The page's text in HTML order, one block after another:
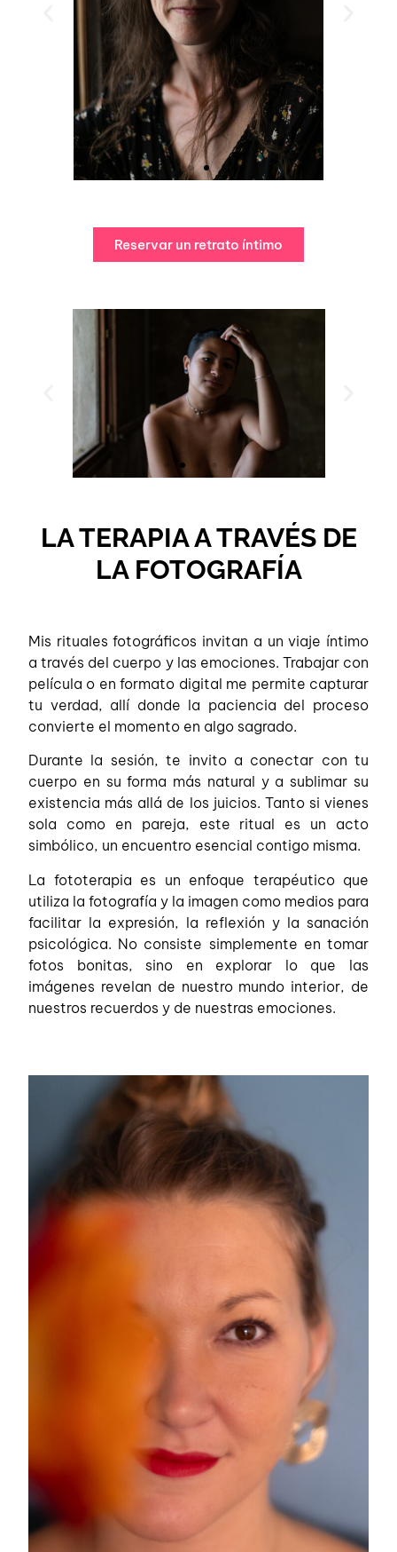
Reservar un retrato íntimo
LA TERAPIA A TRAVÉS DE
LA FOTOGRAFÍA
Mis rituales fotográficos invitan a un viaje íntimo
a través del cuerpo y las emociones. Trabajar con
película o en formato digital me permite capturar
tu verdad, allí donde la paciencia del proceso
convierte el momento en algo sagrado.
Durante la sesión, te invito a conectar con tu
cuerpo en su forma más natural y a sublimar su
existencia más allá de los juicios. Tanto si vienes
sola como en pareja, este ritual es un acto
simbólico, un encuentro esencial contigo misma.
La fototerapia es un enfoque terapéutico que
utiliza la fotografía y la imagen como medios para
facilitar la expresión, la reflexión y la sanación
psicológica. No consiste simplemente en tomar
fotos bonitas, sino en explorar lo que las
imágenes revelan de nuestro mundo interior, de
nuestros recuerdos y de nuestras emociones.